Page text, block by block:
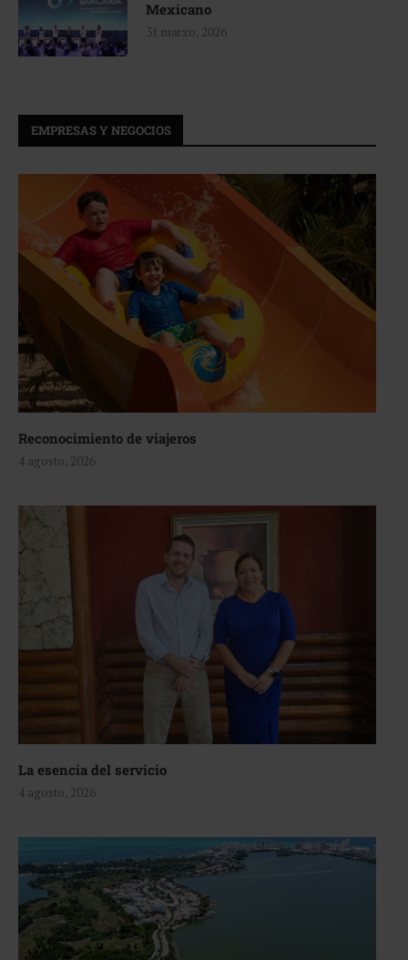
Mexicano
31 marzo, 2026
EMPRESAS Y NEGOCIOS
Reconocimiento de viajeros
4 agosto, 2026
La esencia del servicio
4 agosto, 2026